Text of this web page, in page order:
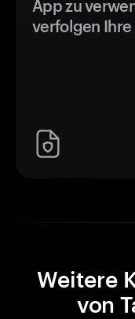
App zu
verfolgen Ihre
Weitere
von